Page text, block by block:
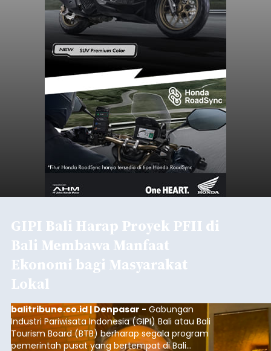
GIPI Bali Harap Proyek PFII di
Bali Membawa Manfaat
Ekonomi bagi Masyarakat
Lokal
balitribune.co.id | Denpasar - Gabungan
Industri Pariwisata Indonesia (GIPI) Bali atau Bali
Tourism Board (BTB) berharap segala program
pemerintah pusat yang bertempat di Bali